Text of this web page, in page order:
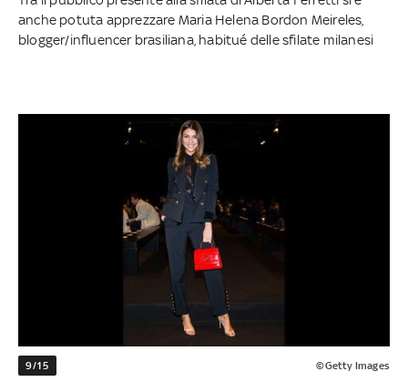
anche potuta apprezzare Maria Helena Bordon Meireles,
blogger/influencer brasiliana, habitué delle sfilate milanesi
9/15 ©Getty Images